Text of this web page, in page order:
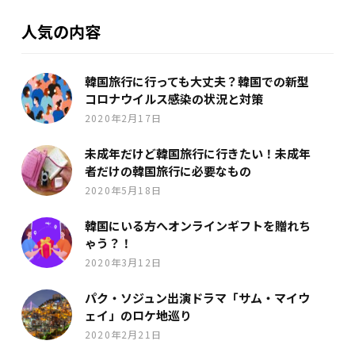
人気の内容
韓国旅行に行っても大丈夫？韓国での新型
コロナウイルス感染の状況と対策
2020年2月17日
未成年だけど韓国旅行に行きたい！未成年
者だけの韓国旅行に必要なもの
2020年5月18日
韓国にいる方へオンラインギフトを贈れち
ゃう？！
2020年3月12日
パク・ソジュン出演ドラマ「サム・マイウ
ェイ」のロケ地巡り
2020年2月21日